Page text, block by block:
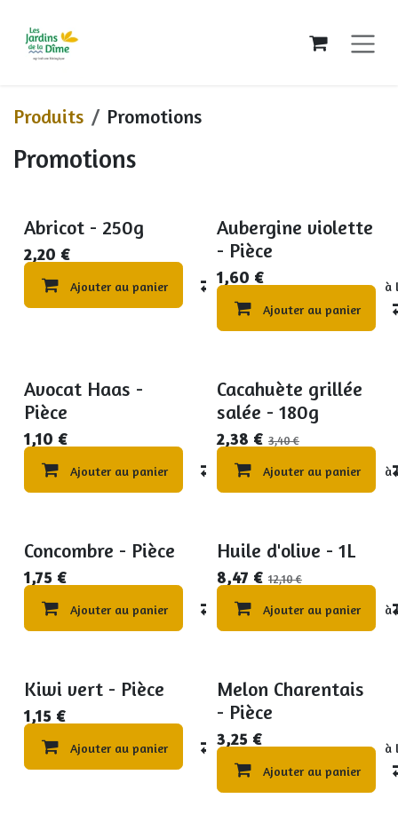
Produits Promotions
Promotions
Promo
Abricot - 250g
2,20 €
Ajouter au panier Compare Ajouter à
Promo par 2Kg
Aubergine violette
- Pièce
1,60 €
Ajouter au panier
Promo
Avocat Haas -
Pièce
1,10 €
Ajouter au panier Compare Ajouter à
Promo DLC dépassée
Cacahuète grillée
salée - 180g
2,38 € 3,40€
Ajouter au panier
Promo par 3
Concombre - Pièce
1,75 €
Ajouter au panier Compare Ajouter à
Promo DLC dépassée
Huile d'olive - 1L
8,47 € 12,10€
Ajouter au panier
Promo
Kiwi vert - Pièce
1,15 €
Ajouter au panier Compare Ajouter à
Promo
Melon Charentais
- Pièce
3,25 €
Ajouter au panier